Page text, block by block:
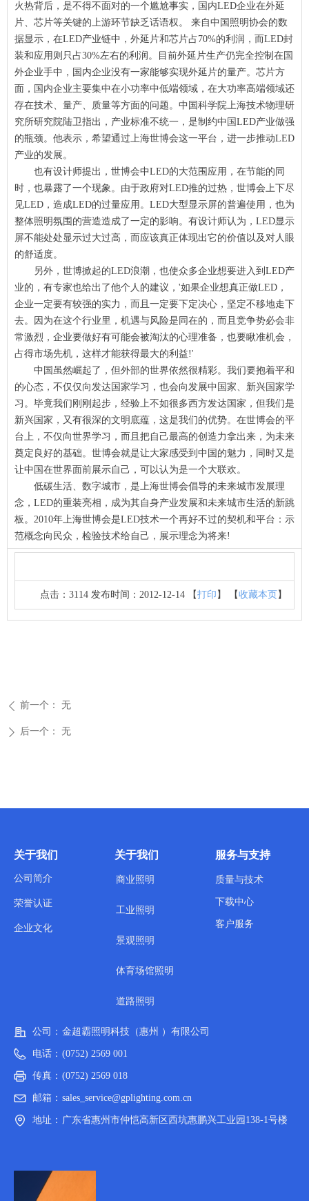
火热背后，是不得不面对的一个尴尬事实，国内LED企业在外延
片、芯片等关键的上游环节缺乏话语权。 来自中国照明协会的数
据显示，在LED产业链中，外延片和芯片占70%的利润，而LED封
装和应用则只占30%左右的利润。目前外延片生产仍完全控制在国
外企业手中，国内企业没有一家能够实现外延片的量产。芯片方
面，国内企业主要集中在小功率中低端领域，在大功率高端领域还
存在技术、量产、质量等方面的问题。中国科学院上海技术物理研
究所研究院陆卫指出，产业标准不统一，是制约中国LED产业做强
的瓶颈。他表示，希望通过上海世博会这一平台，进一步推动LED
产业的发展。
也有设计师提出，世博会中LED的大范围应用，在节能的同
时，也暴露了一个现象。由于政府对LED推的过热，世博会上下尽
见LED，造成LED的过量应用。LED大型显示屏的普遍使用，也为
整体照明氛围的营造造成了一定的影响。有设计师认为，LED显示
屏不能处处显示过大过高，而应该真正体现出它的价值以及对人眼
的舒适度。
另外，世博掀起的LED浪潮，也使众多企业想要进入到LED产
业的，有专家也给出了他个人的建议，'如果企业想真正做LED，
企业一定要有较强的实力，而且一定要下定决心，坚定不移地走下
去。因为在这个行业里，机遇与风险是同在的，而且竞争势必会非
常激烈，企业要做好有可能会被淘汰的心理准备，也要瞅准机会，
占得市场先机，这样才能获得最大的利益!'
中国虽然崛起了，但外部的世界依然很精彩。我们要抱着平和
的心态，不仅仅向发达国家学习，也会向发展中国家、新兴国家学
习。毕竟我们刚刚起步，经验上不如很多西方发达国家，但我们是
新兴国家，又有很深的文明底蕴，这是我们的优势。在世博会的平
台上，不仅向世界学习，而且把自己最高的创造力拿出来，为未来
奠定良好的基础。世博会就是让大家感受到中国的魅力，同时又是
让中国在世界面前展示自己，可以认为是一个大联欢。
低碳生活、数字城市，是上海世博会倡导的未来城市发展理
念，LED的重装亮相，成为其自身产业发展和未来城市生活的新跳
板。2010年上海世博会是LED技术一个再好不过的契机和平台：示
范概念向民众，检验技术给自己，展示理念为将来!
点击：3114 发布时间：2012-12-14 【打印 】 【收藏本页 】
ꄴ 前一个： 无
ꄲ 后一个： 无
公司： 金超霸照明科技（惠州 ）有限公司
电话： (0752) 2569 001
传真： (0752) 2569 018
邮箱： sales_service@gplighting.com.cn
地址： 广东省惠州市仲恺高新区西坑惠鹏兴工业园138-1号楼
公司简介
荣誉认证
企业文化
关于我们 关于我们
商业照明
工业照明
景观照明
体育场馆照明
道路照明
质量与技术
下载中心
客户服务
服务与支持